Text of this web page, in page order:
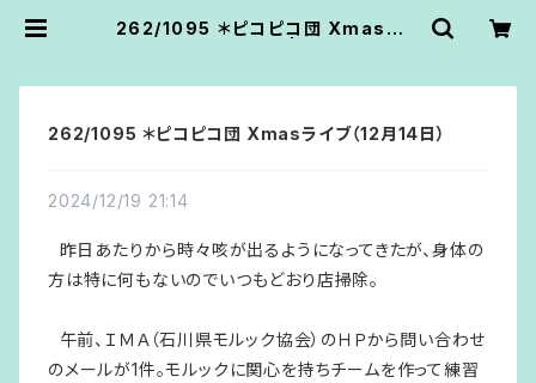
262/1095 ＊ピコピコ団 Xmasライ
262/1095 ＊ピコピコ団 Xmasライブ（12月14日）
2024/12/19 21:14
昨日あたりから時々咳が出るようになってきたが、身体の
方は特に何もないのでいつもどおり店掃除。
午前、ＩＭＡ（石川県モルック協会）のＨＰから問い合わせ
のメールが1件。モルックに関心を持ちチームを作って練習